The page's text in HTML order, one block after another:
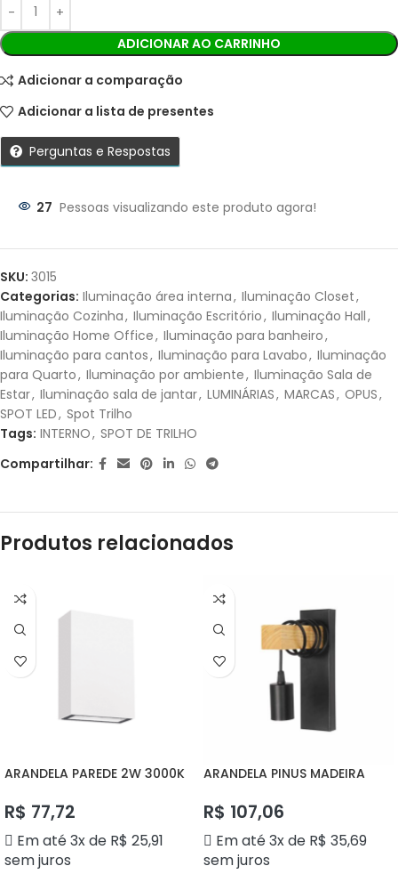
Ao finalizar sua compra você receberá os detalhes para
realizar o pagamento.
Parcelas:
JUROS
2X DE R$23,70SEM
JUROS
R$47,40
ADICIONAR AO CARRINHO
Adicionar a comparação
Adicionar a lista de presentes
Perguntas e Respostas
27 Pessoas visualizando este produto agora!
SKU: 3015
Categorias: Iluminação área interna, Iluminação Closet,
Iluminação Cozinha, Iluminação Escritório, Iluminação Hall,
Iluminação Home Office, Iluminação para banheiro,
Iluminação para cantos, Iluminação para Lavabo, Iluminação
para Quarto, Iluminação por ambiente, Iluminação Sala de
Estar, Iluminação sala de jantar, LUMINÁRIAS, MARCAS, OPUS,
SPOT LED, Spot Trilho
Tags: INTERNO, SPOT DE TRILHO
Compartilhar:
Produtos relacionados
ARANDELA PAREDE 2W 3000K
R$ 77,72
Em até 3x de R$ 25,91
sem juros
ARANDELA PINUS MADEIRA
R$ 107,06
Em até 3x de R$ 35,69
sem juros